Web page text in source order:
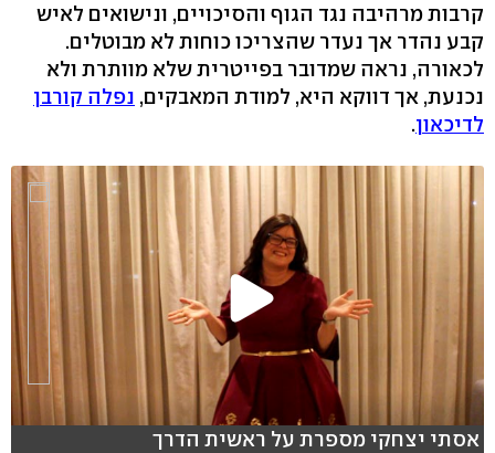
קרבות מרהיבה נגד הגוף והסיכויים, ונישואים לאיש
קבע נהדר אך נעדר שהצריכו כוחות לא מבוטלים.
לכאורה, נראה שמדובר בפייטרית שלא מוותרת ולא
נכנעת, אך דווקא היא, למודת המאבקים, נפלה קורבן
לדיכאון.
אסתי יצחקי מספרת על ראשית הדרך